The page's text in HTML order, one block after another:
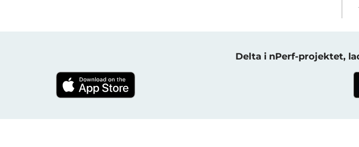
Delta i nPerf-projektet,